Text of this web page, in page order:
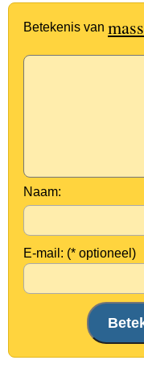
Betekenis van
Naam:
E-mail: (* optioneel)